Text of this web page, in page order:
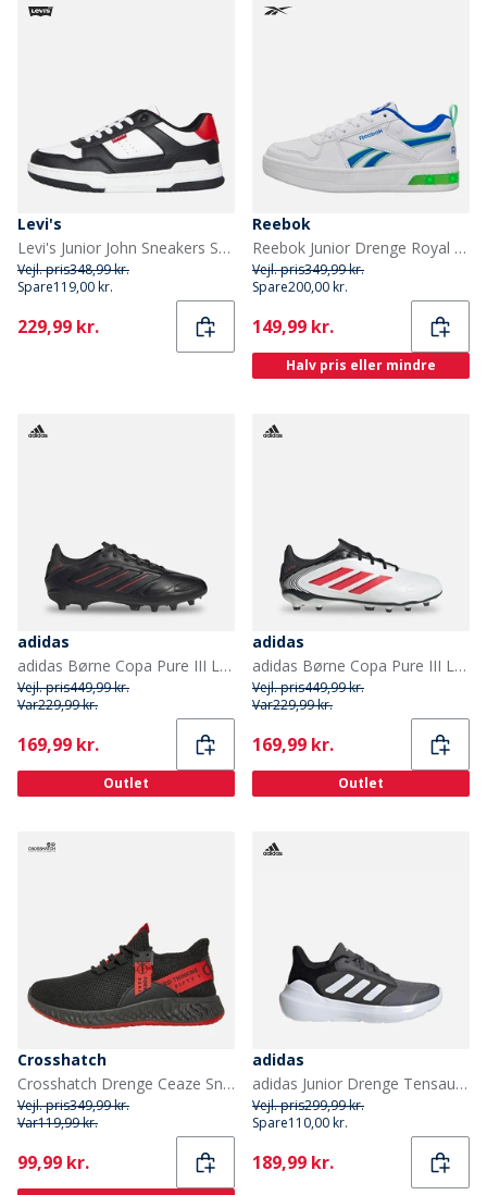
Levi's
Levi's Junior John Sneakers Sort/Hvid/Rød 0230 Black White Red 0230
Vejl. pris348,99 kr.
Spare119,00 kr.
Current
229,99 kr.
Reebok
Reebok Junior Drenge Royal Prime Step N Flash Træningssko Hvid/Optimum Blue/Solar Lime
Vejl. pris349,99 kr.
Spare200,00 kr.
Current
149,99 kr.
Halv pris eller mindre
adidas
adidas Børne Copa Pure III League FG/MG Fodboldstøvler til fast/multiunderlag Core Black/Carbon/Lucid Red
Vejl. pris449,99 kr.
Var229,99 kr.
Current
169,99 kr.
Outlet
adidas
adidas Børne Copa Pure III League FG/MG Fodboldstøvler til fast/multiunderlag Footwear White/Lucid Red/Core Black
Vejl. pris449,99 kr.
Var229,99 kr.
Current
169,99 kr.
Outlet
Crosshatch
Crosshatch Drenge Ceaze Sneakers Flerfarvet
Vejl. pris349,99 kr.
Var119,99 kr.
Current
99,99 kr.
adidas
adidas Junior Drenge Tensaur Run 3.0 træningssko Grey Four/Cloud White/Core Black
Vejl. pris299,99 kr.
Spare110,00 kr.
Current
189,99 kr.